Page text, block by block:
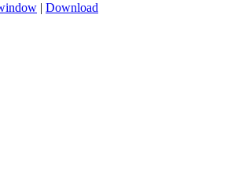
| Download